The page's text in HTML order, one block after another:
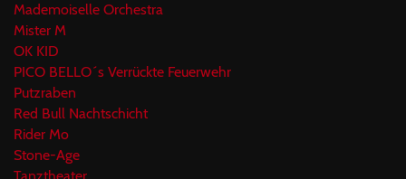
Mademoiselle Orchestra
Mister M
OK KID
PICO BELLO´s Verrückte Feuerwehr
Putzraben
Red Bull Nachtschicht
Rider Mo
Stone-Age